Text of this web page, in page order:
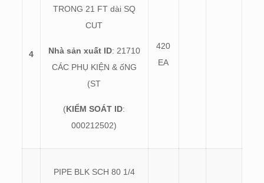
4
TRONG 21 FT dài SQ
CUT
Nhà sản xuất ID: 21710
CÁC PHỤ KIỆN & ốNG
(ST
(KIỂM SOÁT ID:
000212502)
420
EA
PIPE BLK SCH 80 1/4